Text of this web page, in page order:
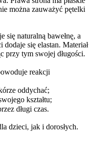
można zauważyć pętelki
naturalną bawełnę, a
się elastan. Materiał
przy tym swojej długości.
reakcji
oddychać;
kształtu;
długi czas.
dzieci, jak i dorosłych.